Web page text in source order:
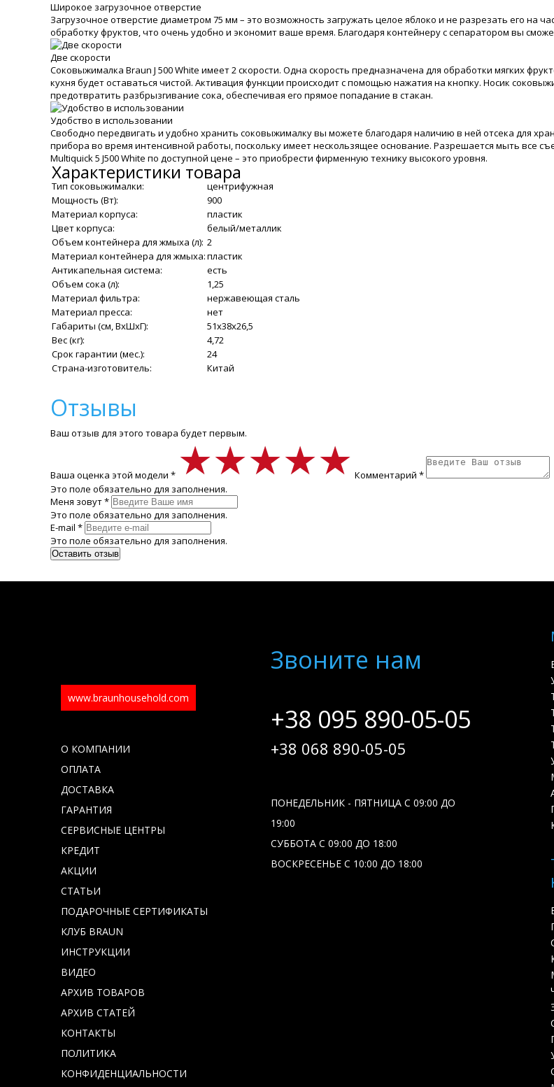
Широкое загрузочное отверстие
Загрузочное отверстие диаметром 75 мм – это возможность загружать целое яблоко и не разрезать его на
обработку фруктов, что очень удобно и экономит ваше время. Благодаря контейнеру с сепаратором вы
Две скорости
Соковыжималка Braun J 500 White имеет 2 скорости. Одна скорость предназначена для обработки мягких
кухня будет оставаться чистой. Активация функции происходит с помощью нажатия на кнопку. Носик
предотвратить разбрызгивание сока, обеспечивая его прямое попадание в стакан.
Удобство в использовании
Свободно передвигать и удобно хранить соковыжималку вы можете благодаря наличию в ней отсека для
прибора во время интенсивной работы, поскольку имеет нескользящее основание. Разрешается мыть все
Multiquick 5 J500 White по доступной цене – это приобрести фирменную технику высокого уровня.
Характеристики товара
Тип соковыжималки:
центрифужная
Мощность (Вт):
900
Материал корпуса:
пластик
Цвет корпуса:
белый/металлик
Объем контейнера для жмыха (л): 2
Материал контейнера для жмыха:пластик
Антикапельная система:
есть
Объем сока (л):
1,25
Материал фильтра:
нержавеющая сталь
Материал пресса:
нет
Габариты (см, ВхШхГ):
51х38х26,5
Вес (кг):
4,72
Срок гарантии (мес.):
24
Страна-изготовитель:
Китай
Отзывы
Ваш отзыв для этого товара будет первым.
Ваша оценка этой модели * ★★★★★
★★★★★
★★★★★ Комментарий *
Это поле обязательно для заполнения.
Меня зовут *
Это поле обязательно для заполнения.
E-mail *
Это поле обязательно для заполнения.
www.braunhousehold.com
О КОМПАНИИ
ОПЛАТА
ДОСТАВКА
ГАРАНТИЯ
СЕРВИСНЫЕ ЦЕНТРЫ
КРЕДИТ
АКЦИИ
СТАТЬИ
ПОДАРОЧНЫЕ СЕРТИФИКАТЫ
КЛУБ BRAUN
ИНСТРУКЦИИ
ВИДЕО
АРХИВ ТОВАРОВ
АРХИВ СТАТЕЙ
КОНТАКТЫ
ПОЛИТИКА
КОНФИДЕНЦИАЛЬНОСТИ
Звоните нам
+38 095 890-05-05
+38 068 890-05-05
ПОНЕДЕЛЬНИК - ПЯТНИЦА С 09:00 ДО
19:00
СУББОТА С 09:00 ДО 18:00
ВОСКРЕСЕНЬЕ С 10:00 ДО 18:00